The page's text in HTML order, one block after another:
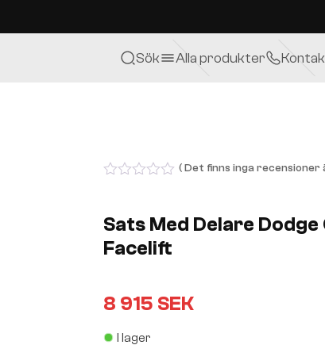
Sök Alla produkter
of
5
( Det finns inga recensioner
Sats Med Delare
Facelift
8 915 SEK
I lager